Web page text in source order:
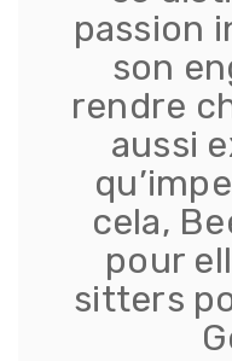
passion
son
rendre
aussi
cela,
pour
sitters